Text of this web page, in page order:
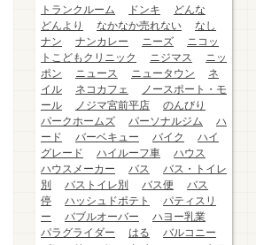
トランクルーム
ドンキ
どんな
どんより
なかなか売れない
なし
ナン
ナンカレー ニーズ
ニコッ
トこどもクリニック
ニジマス
ニッ
ポン
ニュース ニュータウン
ネ
イル
ネコカフェ
ノースポート・モ
ール
ノジマ宮前平店
のんびり
パークホームズ
パーソナルジム
ハ
ード
バーベキュー バイク
ハイ
グレード
ハイルーフ車
ハウス
ハウスメーカー
バス
バス・トイレ
別
バストイレ別 バス便
バス
停
ハッシュドポテト
パティスリ
ー
バブルオーバー
ハヨー乳業
パラグライダー
はる
バルコニー